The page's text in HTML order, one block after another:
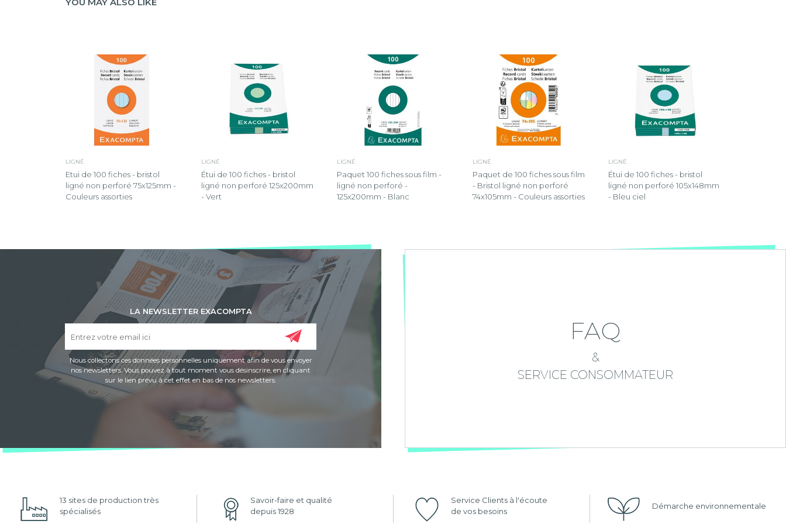
LIGNÉ
Etui de 100 fiches - bristol
ligné non perforé 75x125mm -
Couleurs assorties
LIGNÉ
Étui de 100 fiches - bristol
ligné non perforé 125x200mm
- Vert
LIGNÉ
Paquet 100 fiches sous film -
ligné non perforé -
125x200mm - Blanc
LIGNÉ
Paquet de 100 fiches sous film
- Bristol ligné non perforé
74x105mm - Couleurs assorties
LIGNÉ
Étui de 100 fiches - bristol
ligné non perforé 105x148mm
- Bleu ciel
LA NEWSLETTER EXACOMPTA
Nous collectons ces données personnelles uniquement afin de vous envoyer
nos newsletters. Vous pouvez à tout moment vous désinscrire, en cliquant
sur le lien prévu à cet effet en bas de nos newsletters.
FAQ
&
SERVICE CONSOMMATEUR
13 sites de production très
spécialisés
Savoir-faire et qualité
depuis 1928
Service Clients à l'écoute
de vos besoins
Démarche environnementale